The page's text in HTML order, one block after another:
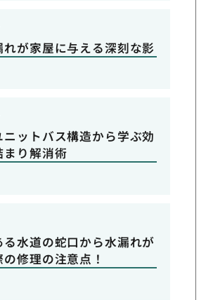
れが家屋に与える深刻な影
ニットバス構造から学ぶ効
まり解消術
る水道の蛇口から水漏れが
修理の注意点！